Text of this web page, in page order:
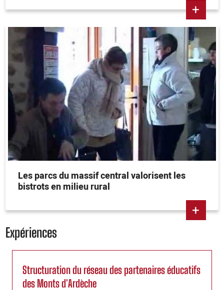
+
Les parcs du massif central valorisent les
bistrots en milieu rural
+
Expériences
Structuration du réseau des partenaires éducatifs
des Monts d'Ardèche